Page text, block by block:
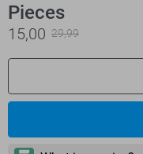
Pieces
15,00 29,99